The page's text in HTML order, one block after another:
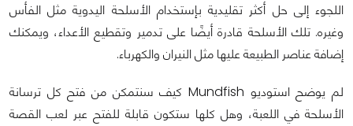
اللجوء إلى حل أكثر تقليدية بإستخدام الأسلحة اليدوية مثل الفأس
وغيره. تلك الأسلحة قادرة أيضًا على تدمير وتقطيع الأعداء، ويمكنك
إضافة عناصر الطبيعة عليها مثل النيران والكهرباء.
لم يوضح استوديو Mundfish كيف سنتمكن من فتح كل ترسانة
الأسلحة في اللعبة، وهل كلها ستكون قابلة للفتح عبر لعب القصة